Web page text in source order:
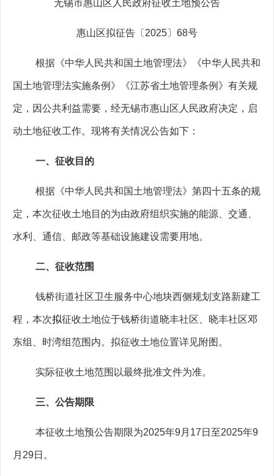
无锡市惠山区人民政府征收土地预公告
惠山区拟征告〔 2025〕 68号
根据《中华人民共和国土地管理法》《中华人民共和
国土地管理法实施条例》《江苏省土地管理条例》有关规
定，因公共利益需要，经无锡市惠山区人民政府决定，启
动土地征收工作。现将有关情况公告如下：
一、征收目的
根据《中华人民共和国土地管理法》第四十五条的规
定，本次征收土地目的为由政府组织实施的能源、交通、
水利、通信、邮政等基础设施建设需要用地。
二、征收范围
钱桥街道社区卫生服务中心地块西侧规划支路新建工
程 ， 本次拟征收土地位于钱桥街道晓丰社区、晓丰社区邓
东组、时湾组范围内。拟征收土地位置详见附图。
实际征收土地范围以最终批准文件为准。
三、公告期限
本征收土地预公告期限为2025年9月 17 日至2025年9
月 29日。